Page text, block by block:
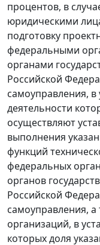
процентов, в
юридическими
подготовку
федеральными
органами
Российской
самоуправления,
деятельности
осуществляют
выполнения
функций
федеральных
органов
Российской
самоуправления,
организаций, в
которых доля